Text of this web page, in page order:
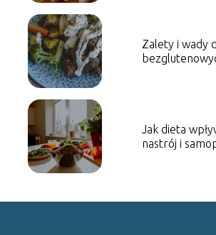
Zalety i wady
Jak dieta
nastrój i